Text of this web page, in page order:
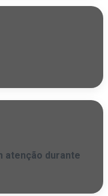
atenção durante